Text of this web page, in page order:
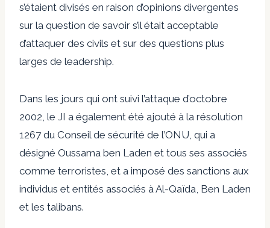
s’étaient divisés en raison d’opinions divergentes
sur la question de savoir s’il était acceptable
d’attaquer des civils et sur des questions plus
larges de leadership.
Dans les jours qui ont suivi l’attaque d’octobre
2002, le JI a également été ajouté à la résolution
1267 du Conseil de sécurité de l’ONU, qui a
désigné Oussama ben Laden et tous ses associés
comme terroristes, et a imposé des sanctions aux
individus et entités associés à Al-Qaïda, Ben Laden
et les talibans.